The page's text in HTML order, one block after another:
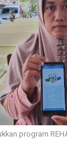
program